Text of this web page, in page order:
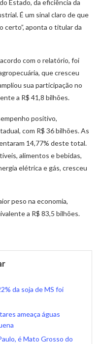
Estado, da eficiência da
É um sinal claro de que
certo”, aponta o titular da
com o relatório, foi
que cresceu
sua participação no
a R$ 41,8 bilhões.
positivo,
com R$ 36 bilhões. As
14,77% deste total.
alimentos e bebidas,
elétrica e gás, cresceu
peso na economia,
a R$ 83,5 bilhões.
da soja de MS foi
ameaça águas
é Mato Grosso do